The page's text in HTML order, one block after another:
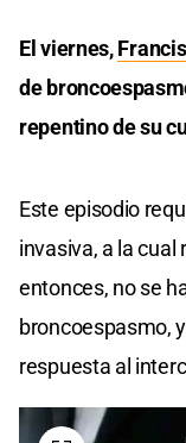
El viernes,
de
repentino de su
Este episodio
invasiva, a la
entonces, no se
broncoespasmo,
respuesta al